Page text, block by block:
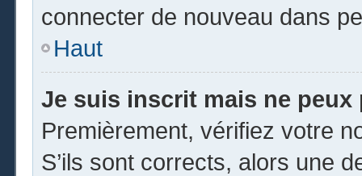
connecter de nouveau dans
Haut
Je suis inscrit mais ne peux
Premièrement, vérifiez votre
S’ils sont corrects, alors une